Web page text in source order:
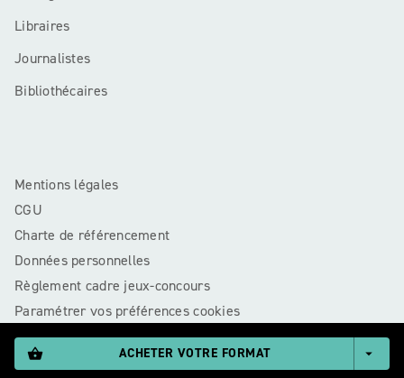
shopping_basket ACHETER VOTRE FORMAT arrow_drop_down
Libraires
Journalistes
Bibliothécaires
Mentions légales
CGU
Charte de référencement
Données personnelles
Règlement cadre jeux-concours
Paramétrer vos préférences cookies